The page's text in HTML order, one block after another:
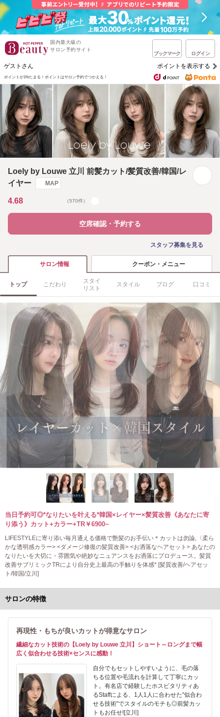
国内最大級の
サロン予約サイト
ブックマーク ログイン
ゲストさん ポイントを表示する
ポイントが1%たまる！ ポイントはサロン予約でつかえる！
Loely by Louwe 立川 前髪カット/髪質改善/韓国/レ
イヤー
MAP
4.68 （570件）
空席確認・予約する
スタッフ募集を見る
サロン情報 クーポン・メニュー
トップ こだわり
スタイ
リスト
スタイル ブログ 口コミ
当日予約可◎*なりたいを叶える*韓国×レイヤー×髪質改善《あなたに寄
り添う》カット+カラー+TR￥6900~
LIFESTYLEに寄り添い毎月通える価格で艶髪のお手伝い＊カットは勿論,〈柔ら
かな透明感カラー> <ダメージ修復の髪質改善> <お洒落なヘアセット> あなたの
なりたいを大切に・雰囲気や絶妙なニュアンスをお洒落にプロデュース。髪質
改善サブリミックTRにより自分史上最高の手触りを体感* [髪質改善/ヘアセッ
ト/韓国/立川]
サロンの特徴
再現性・もちが良いカットが得意なサロン
繊細なカット技術の【Loely by Louwe 立川】ショート～ロングまで幅
広く似合わせる技術×センスに感動！
自分でもセットしやすいように、毛の落
ちる位置や毛流れを計算して丁寧にカッ
ト。有名店で経験したホスピタリティあ
るStaffによる、1人1人に合わせた"似合わ
せる技術"でスタイルのモチも◎前髪カッ
トもお任せ![立川]